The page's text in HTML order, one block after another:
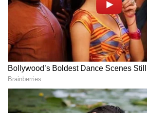
చాలా వరకు పనులు సకాలంలో
మొదట్లో మీ పనిని వివరించండి.
చదువులు, వృత్తిపై పూర్తి అవగాహన
సమయంలో సానుకూల పరిస్థితులు
శారీరక శక్తిని కాపాడుకోవడానికి ఒత్తిడి,
దూరంగా ఉండటం చాలా అవసరం.
ఆరోగ్యం గురించి కూడా ఆందోళన
వేగవంతం చేయడానికి సమయం